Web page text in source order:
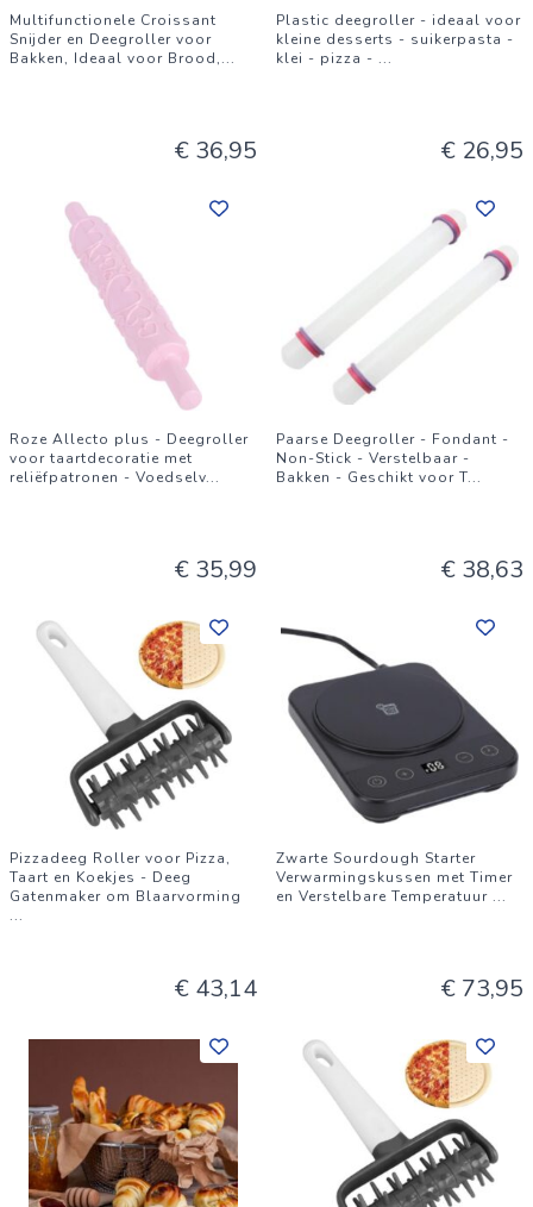
Multifunctionele Croissant
Snijder en Deegroller voor
Bakken, Ideaal voor Brood,...
€ 36,95
Plastic deegroller - ideaal voor
kleine desserts - suikerpasta -
klei - pizza - ...
€ 26,95
Roze Allecto plus - Deegroller
voor taartdecoratie met
reliëfpatronen - Voedselv...
€ 35,99
Paarse Deegroller - Fondant -
Non-Stick - Verstelbaar -
Bakken - Geschikt voor T...
€ 38,63
Pizzadeeg Roller voor Pizza,
Taart en Koekjes - Deeg
Gatenmaker om Blaarvorming
...
€ 43,14
Zwarte Sourdough Starter
Verwarmingskussen met Timer
en Verstelbare Temperatuur ...
€ 73,95